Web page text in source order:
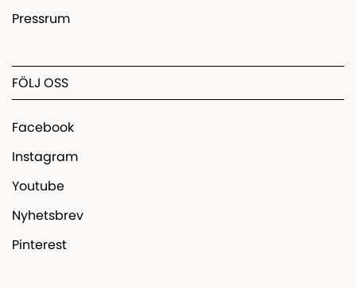
Pressrum
FÖLJ OSS
Facebook
Instagram
Youtube
Nyhetsbrev
Pinterest